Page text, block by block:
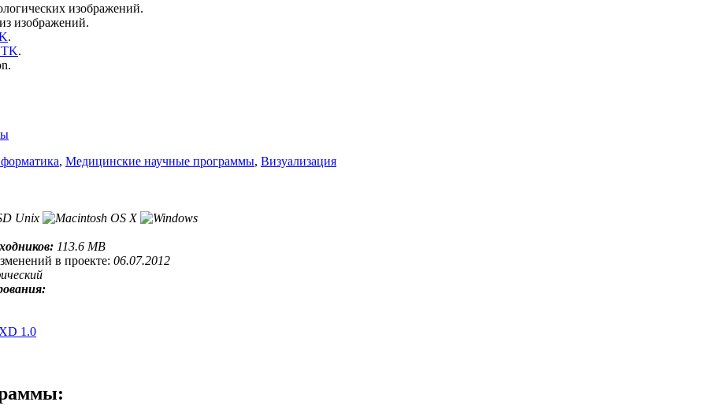
изображений.
изображений.
.
.
, Медицинские научные программы, Визуализация
113.6 MB
в проекте: 06.07.2012
1.0